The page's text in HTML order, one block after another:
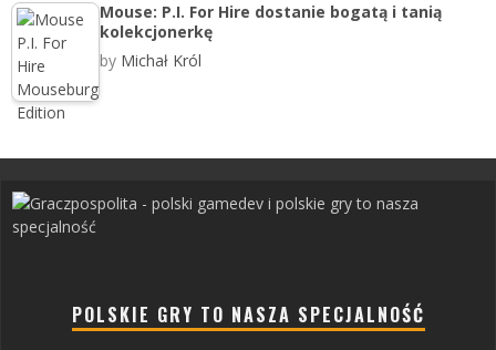
Mouse: P.I. For Hire dostanie bogatą i tanią
kolekcjonerkę
by Michał Król
POLSKIE GRY TO NASZA SPECJALNOŚĆ